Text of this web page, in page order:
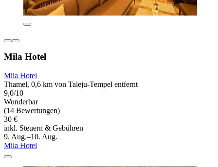
Mila Hotel
Mila Hotel
Thamel, 0,6 km von Taleju-Tempel entfernt
9,0/10
Wunderbar
(14 Bewertungen)
30 €
inkl. Steuern & Gebühren
9. Aug.–10. Aug.
Mila Hotel